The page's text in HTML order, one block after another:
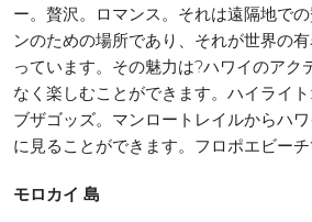
ー。贅沢。ロマンス。それは遠隔地で
ンのための場所であり、それが世界の
っています。その魅力は?ハワイのアク
なく楽しむことができます。ハイライ
ブザゴッズ。マンロートレイルからハ
に見ることができます。フロポエビー
モロカイ 島